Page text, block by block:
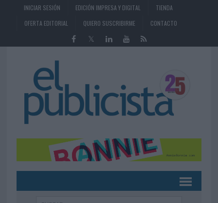
INICIAR SESIÓN EDICIÓN IMPRESA Y DIGITAL
TIENDA
OFERTA EDITORIAL
QUIERO SUSCRIBIRME CONTACTO